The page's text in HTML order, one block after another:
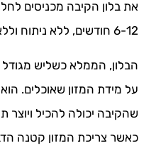
את בלון הקיבה מכניסים
6-12 חודשים, ללא ניתוח וללא חתכים.
הבלון, הממלא כשליש
על מידת המזון שאוכלים.
שהקיבה יכולה להכיל
כאשר צריכת המזון קטנה